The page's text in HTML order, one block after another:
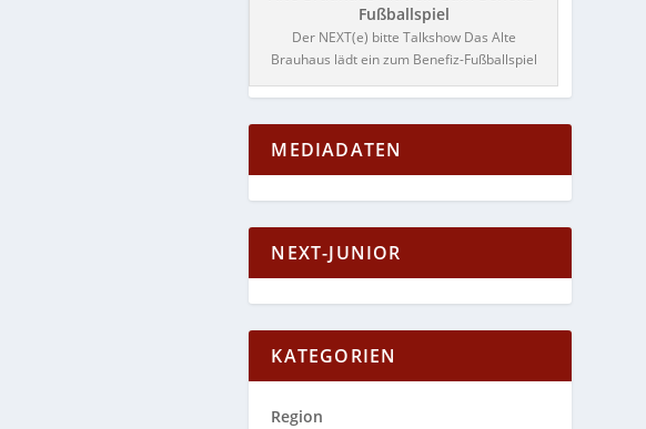
Der NEXT(e) bitte Talkshow Das Alte
Brauhaus lädt ein zum Benefiz-Fußballspiel
MEDIADATEN
NEXT-JUNIOR
KATEGORIEN
Region